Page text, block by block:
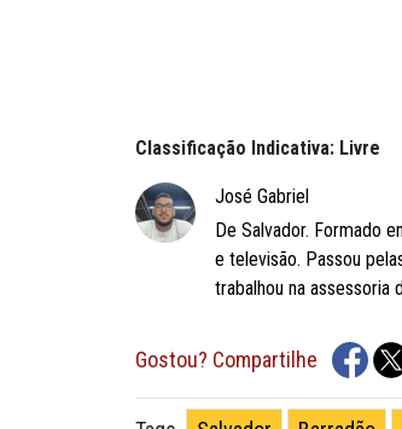
Classificação Indicativa: Livre
José Gabriel
De Salvador. Formado
e televisão. Passou
trabalhou na assessoria
Gostou? Compartilhe